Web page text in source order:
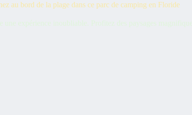
au bord de la plage dans ce parc de camping en Floride
expérience inoubliable. Profitez des paysages